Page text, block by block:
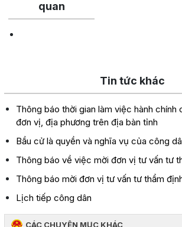
quan
Tin tức khác
Thông báo thời gian làm việc hành chính
đơn vị, địa phương trên địa bàn tỉnh
Bầu cử là quyền và nghĩa vụ của công
Thông báo về việc mời đơn vị tư vấn tư
Thông báo mời đơn vị tư vấn tư thẩm
Lịch tiếp công dân
CÁC CHUYÊN MỤC KHÁC